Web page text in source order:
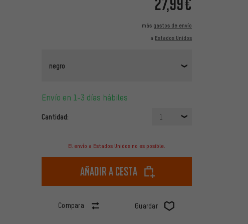
más gastos de envío
a Estados Unidos
negro
Envío en 1-3 días hábiles
Cantidad: 1
El envío a Estados Unidos no es posible.
Añadir a cesta
Compara Guardar